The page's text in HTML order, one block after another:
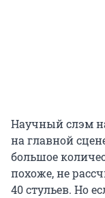
Научный слэм
на главной
большое
похоже, не
40 стульев. Но